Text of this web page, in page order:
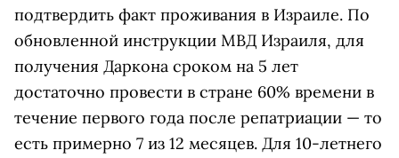
подтвердить факт проживания в Израиле. По
обновленной инструкции МВД Израиля, для
получения Даркона сроком на 5 лет
достаточно провести в стране 60% времени в
течение первого года после репатриации — то
есть примерно 7 из 12 месяцев. Для 10-летнего